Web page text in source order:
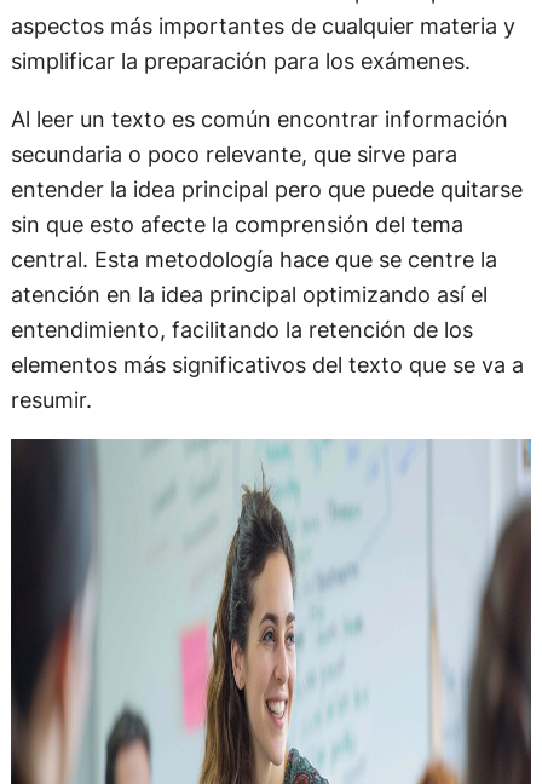
aspectos más importantes de cualquier materia y
simplificar la preparación para los exámenes.
Al leer un texto es común encontrar información
secundaria o poco relevante, que sirve para
entender la idea principal pero que puede quitarse
sin que esto afecte la comprensión del tema
central. Esta metodología hace que se centre la
atención en la idea principal optimizando así el
entendimiento, facilitando la retención de los
elementos más significativos del texto que se va a
resumir.